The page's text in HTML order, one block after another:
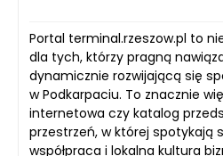
Portal terminal.rzeszow.pl to
dla tych, którzy pragną
dynamicznie rozwijającą się
w Podkarpaciu. To znacznie
internetowa czy katalog
przestrzeń, w której spotykają
współpraca i lokalna kultura